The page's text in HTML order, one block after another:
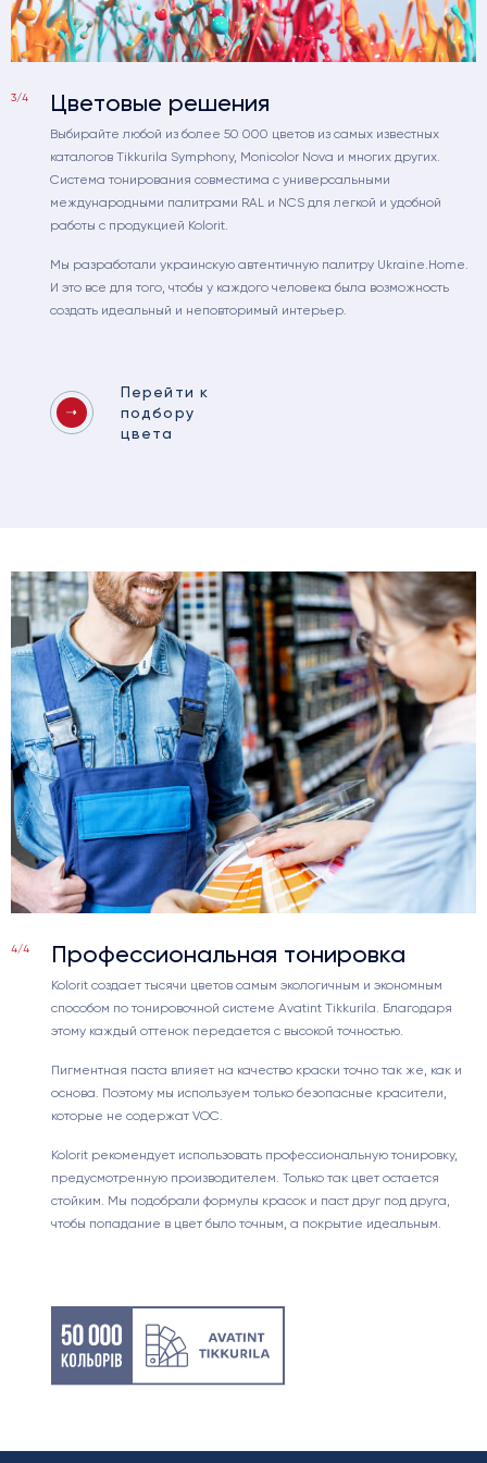
3/4 Цветовые решения
Выбирайте любой из более 50 000 цветов из самых известных
каталогов Tikkurila Symphony, Monicolor Nova и многих других.
Система тонирования совместима с универсальными
международными палитрами RAL и NCS для легкой и удобной
работы с продукцией Kolorit.
Мы разработали украинскую автентичную палитру Ukraine.Home.
И это все для того, чтобы у каждого человека была возможность
создать идеальный и неповторимый интерьер.
Перейти к
подбору
цвета
4/4 Профессиональная тонировка
Kolorit создает тысячи цветов самым экологичным и экономным
способом по тонировочной системе Avatint Tikkurila. Благодаря
этому каждый оттенок передается с высокой точностью.
Пигментная паста влияет на качество краски точно так же, как и
основа. Поэтому мы используем только безопасные красители,
которые не содержат VOC.
Kolorit рекомендует использовать профессиональную тонировку,
предусмотренную производителем. Только так цвет остается
стойким. Мы подобрали формулы красок и паст друг под друга,
чтобы попадание в цвет было точным, а покрытие идеальным.